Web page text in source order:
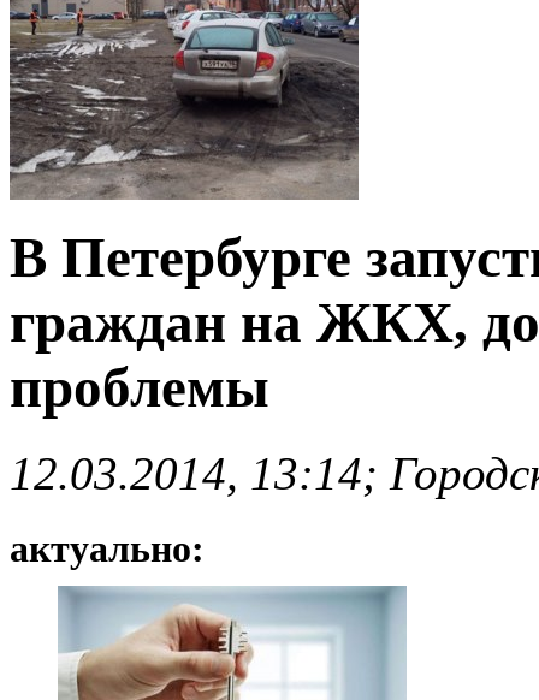
В Петербурге
граждан на ЖКХ,
проблемы
12.03.2014, 13:14;
актуально: